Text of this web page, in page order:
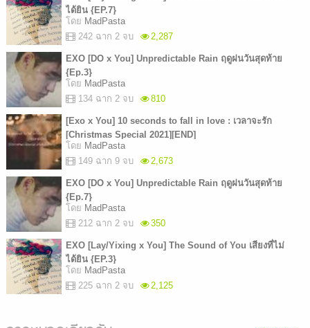
ได้ยิน {EP.7}
โดย MadPasta
242 ฉาก 2 จบ
2,287
EXO [DO x You] Unpredictable Rain ฤดูฝนวันสุดท้าย
{Ep.3}
โดย MadPasta
134 ฉาก 2 จบ
810
[Exo x You] 10 seconds to fall in love : เวลาจะรัก
[Christmas Special 2021][END]
โดย MadPasta
149 ฉาก 9 จบ
2,673
EXO [DO x You] Unpredictable Rain ฤดูฝนวันสุดท้าย
{Ep.7}
โดย MadPasta
212 ฉาก 2 จบ
350
EXO [Lay/Yixing x You] The Sound of You เสียงที่ไม่
ได้ยิน {EP.3}
โดย MadPasta
225 ฉาก 2 จบ
2,125